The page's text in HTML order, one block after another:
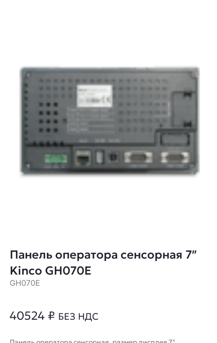
Панель оператора сенсорная 7″
Kinco GH070E
GH070E
40524 ₽ БЕЗ НДС